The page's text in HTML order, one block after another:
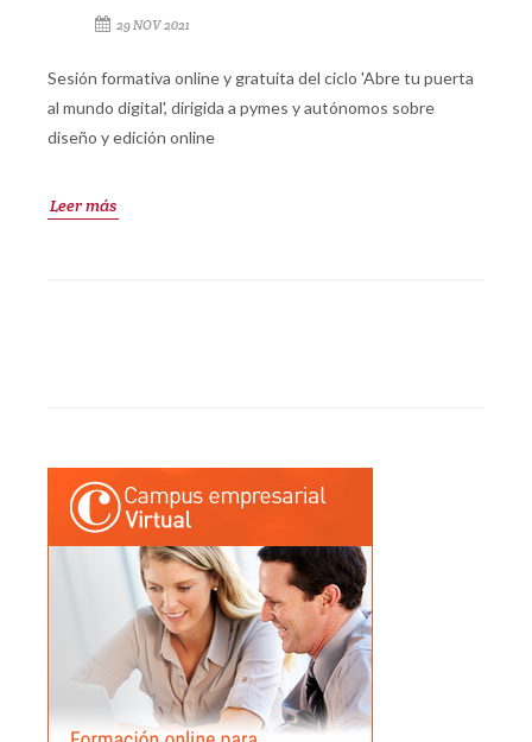
29 NOV 2021
Sesión formativa online y gratuita del ciclo 'Abre tu puerta
al mundo digital', dirigida a pymes y autónomos sobre
diseño y edición online
Leer más